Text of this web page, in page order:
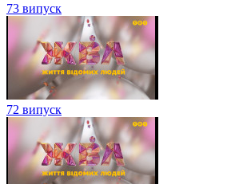
73 випуск
72 випуск